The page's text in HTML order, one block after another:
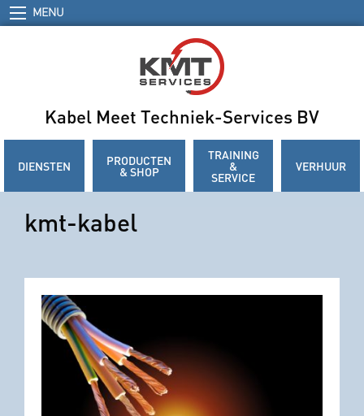
MENU
Kabel Meet Techniek-Services BV
DIENSTEN PRODUCTEN
& SHOP
TRAINING
&
SERVICE
VERHUUR
kmt-kabel